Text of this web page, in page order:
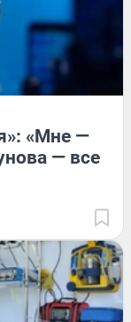
«Мне —
— все